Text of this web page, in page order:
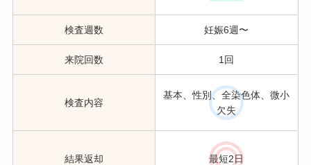
検査週数 妊娠6週〜
来院回数 1回
検査内容
基本、性別、全染色体、微小
欠失
結果返却 最短2日